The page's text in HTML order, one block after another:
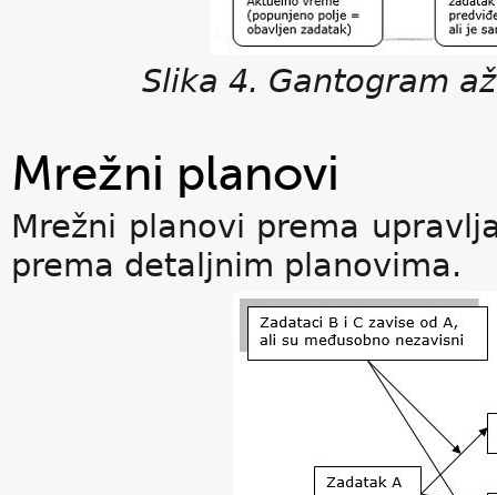
Slika 4. Gantogram
Mrežni planovi
Mrežni planovi prema
prema detaljnim planovima.